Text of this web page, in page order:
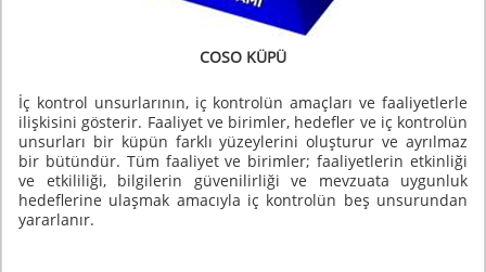
COSO KÜPÜ
İç kontrol unsurlarının, iç kontrolün amaçları ve faaliyetlerle
ilişkisini gösterir. Faaliyet ve birimler, hedefler ve iç kontrolün
unsurları bir küpün farklı yüzeylerini oluşturur ve ayrılmaz
bir bütündür. Tüm faaliyet ve birimler; faaliyetlerin etkinliği
ve etkililiği, bilgilerin güvenilirliği ve mevzuata uygunluk
hedeflerine ulaşmak amacıyla iç kontrolün beş unsurundan
yararlanır.